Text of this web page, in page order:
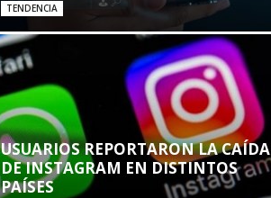
TENDENCIA
USUARIOS REPORTARON LA CAÍDA
DE INSTAGRAM EN DISTINTOS
PAÍSES